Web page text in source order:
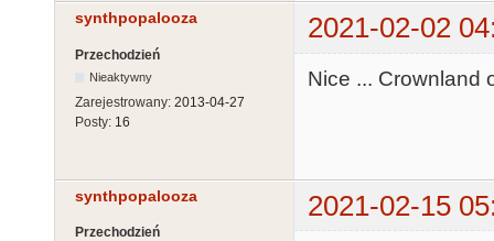
synthpopalooza 2021-02-02
Przechodzień
Nieaktywny
Zarejestrowany: 2013-04-27
Posty: 16
Nice ... Crownland
synthpopalooza 2021-02-15
Przechodzień